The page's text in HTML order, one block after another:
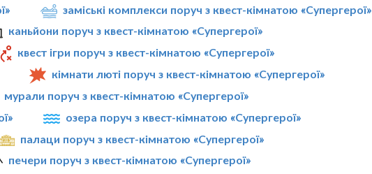
заміські комплекси поруч з квест-кімнатою «Супергерої»
каньйони поруч з квест-кімнатою «Супергерої»
квест ігри поруч з квест-кімнатою «Супергерої»
кімнати люті поруч з квест-кімнатою «Супергерої»
мурали поруч з квест-кімнатою «Супергерої»
озера поруч з квест-кімнатою «Супергерої»
палаци поруч з квест-кімнатою «Супергерої»
печери поруч з квест-кімнатою «Супергерої»